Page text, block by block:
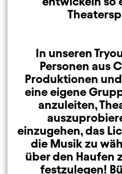
In unseren
Personen aus
Produktionen
eine eigene
anzuleiten,
einzugehen, das
die Musik zu
über den Haufen
festzulegen!